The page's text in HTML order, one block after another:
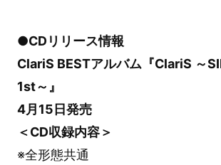
●CDリリース情報
ClariS BESTアルバム『ClariS ～
1st～』
4月15日発売
＜CD収録内容＞
※全形態共通